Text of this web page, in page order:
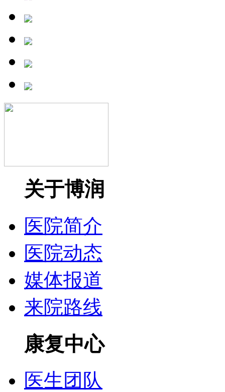
关于博润
医院简介
医院动态
媒体报道
来院路线
康复中心
医生团队